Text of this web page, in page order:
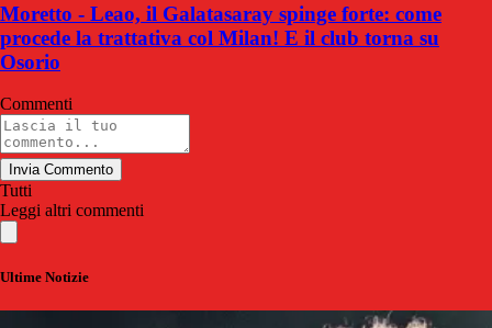
Moretto - Leao, il Galatasaray spinge forte: come
procede la trattativa col Milan! E il club torna su
Osorio
Commenti
Invia Commento
Tutti
Leggi altri commenti
Ultime Notizie